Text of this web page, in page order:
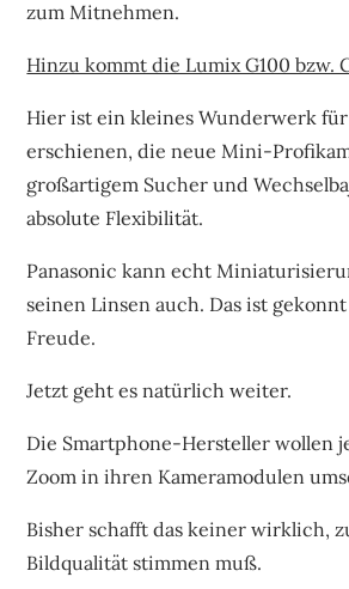
zum Mitnehmen.
Hinzu kommt die Lumix G100 bzw.
Hier ist ein kleines Wunderwerk
erschienen, die neue Mini-
großartigem Sucher und
absolute Flexibilität.
Panasonic kann echt
seinen Linsen auch. Das ist
Freude.
Jetzt geht es natürlich weiter.
Die Smartphone-Hersteller wollen
Zoom in ihren Kameramodulen
Bisher schafft das keiner wirklich,
Bildqualität stimmen muß.